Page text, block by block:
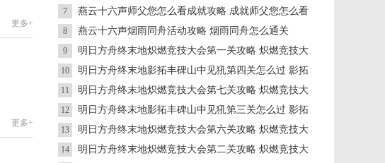
更多+
更多+
会第五关怎么通关
7
燕云十六声师父您怎么看成就攻略 成就师父您怎么看
怎么完成
8 燕云十六声烟雨同舟活动攻略 烟雨同舟怎么通关
9
明日方舟终末地炽燃竞技大会第一关攻略 炽燃竞技大
会第一关怎么通关
10
明日方舟终末地影拓丰碑山中见犼第四关怎么过 影拓
丰碑山中见犼攻略
11
明日方舟终末地炽燃竞技大会第七关攻略 炽燃竞技大
会第七关怎么通关
12
明日方舟终末地影拓丰碑山中见犼第三关怎么过 影拓
丰碑山中见犼攻略
13
明日方舟终末地炽燃竞技大会第六关攻略 炽燃竞技大
会第六关怎么通关
14
明日方舟终末地炽燃竞技大会第二关攻略 炽燃竞技大